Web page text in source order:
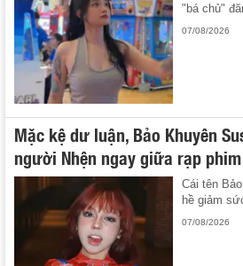
"bá chủ"
07/08/2026
Mặc kệ dư luận, Bảo Khuyên
người Nhện ngay giữa rạp phim
Cái tên
hề giảm
07/08/2026